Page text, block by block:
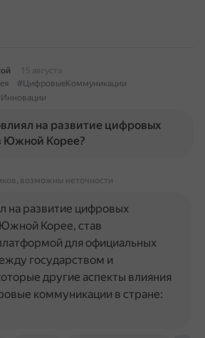
15 августа
#ЦифровыеКоммуникации
на развитие цифровых
Южной Корее?
возможны неточности
на развитие цифровых
Корее, став
для официальных
государством и
другие аспекты влияния
коммуникации в стране: